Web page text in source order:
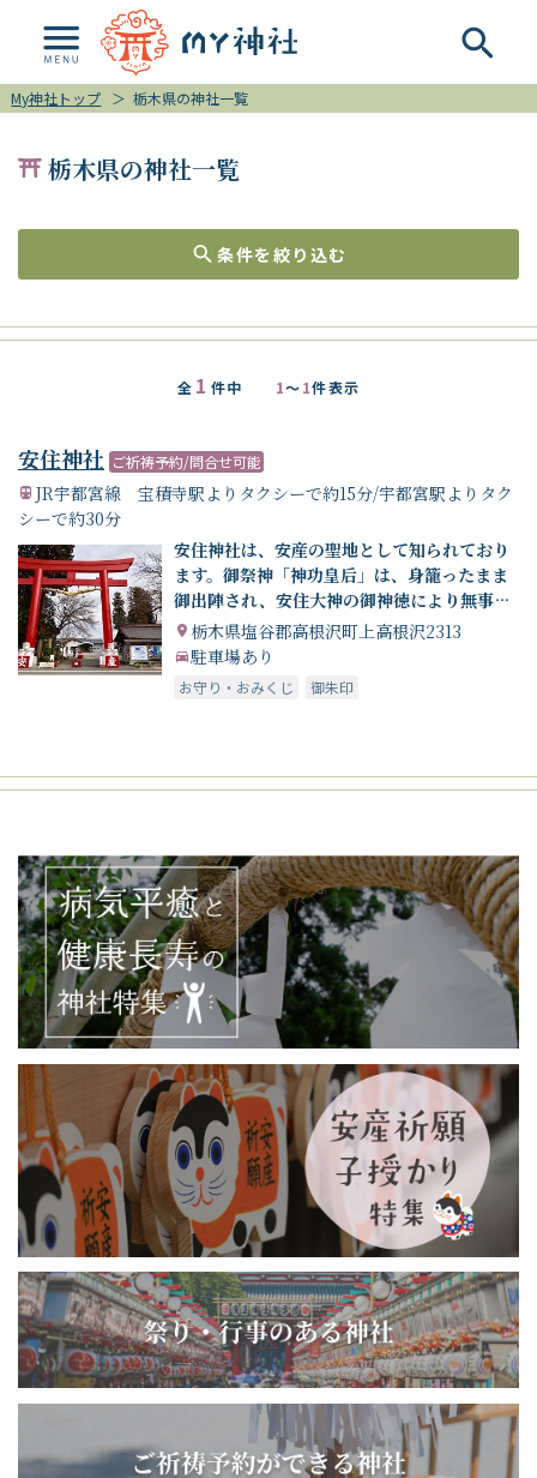
My神社トップ ＞ 栃木県の神社一覧
栃木県の神社一覧
条件を絞り込む
全 1 件中 1～1件表示
安住神社 ご祈祷予約/問合せ可能
JR宇都宮線 宝積寺駅よりタクシーで約15分/宇都宮駅よりタク
シーで約30分
安住神社は、安産の聖地として知られており
ます。御祭神「神功皇后」は、身籠ったまま
御出陣され、安住大神の御神徳により無事帰
還され応神天皇をお生みになられました
栃木県塩谷郡高根沢町上高根沢2313
駐車場あり
お守り・おみくじ 御朱印